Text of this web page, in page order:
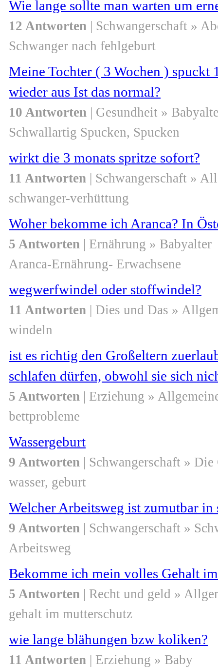
Wie lange sollte man warten um
12 Antworten | Schwangerschaft »
Schwanger nach fehlgeburt
Meine Tochter ( 3 Wochen )
wieder aus Ist das normal?
10 Antworten | Gesundheit »
Schwallartig Spucken, Spucken
wirkt die 3 monats spritze sofort?
11 Antworten | Schwangerschaft »
schwanger-verhüttung
Woher bekomme ich Aranca? In
5 Antworten | Ernährung » Babyalter
Aranca-Ernährung- Erwachsene
wegwerfwindel oder stoffwindel?
11 Antworten | Dies und Das »
windeln
ist es richtig den Großeltern
schlafen dürfen, obwohl sie sich
5 Antworten | Erziehung »
bettprobleme
Wassergeburt
9 Antworten | Schwangerschaft » Die
wasser, geburt
Welcher Arbeitsweg ist zumutbar in
9 Antworten | Schwangerschaft »
Arbeitsweg
Bekomme ich mein volles Gehalt
5 Antworten | Recht und geld »
gehalt im mutterschutz
wie lange blähungen bzw koliken?
11 Antworten | Erziehung » Baby